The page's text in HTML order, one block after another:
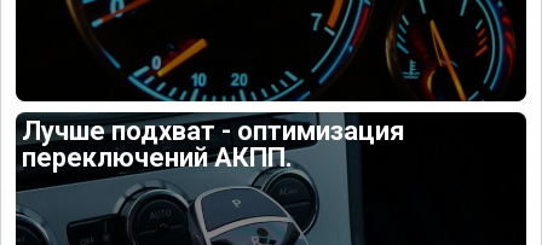
Лучше подхват - оптимизация
переключений АКПП.